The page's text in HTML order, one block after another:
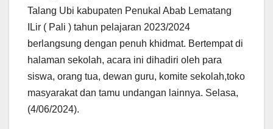
Talang Ubi kabupaten Penukal Abab Lematang
ILir ( Pali ) tahun pelajaran 2023/2024
berlangsung dengan penuh khidmat. Bertempat di
halaman sekolah, acara ini dihadiri oleh para
siswa, orang tua, dewan guru, komite sekolah,toko
masyarakat dan tamu undangan lainnya. Selasa,
(4/06/2024).